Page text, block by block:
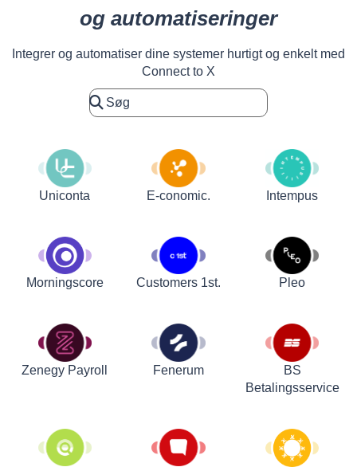
og automatiseringer
Integrer og automatiser dine systemer hurtigt og enkelt med
Connect to X
Uniconta E-conomic. Intempus
Morningscore Customers 1st. Pleo
Zenegy Payroll Fenerum
BS
Betalingsservice